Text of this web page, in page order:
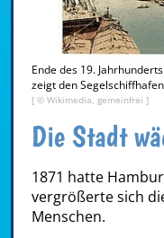
Ende des 19.
zeigt den
[ © Wikimedia, gemeinfrei ]
Die Stadt
1871 hatte
vergrößerte sich
Menschen.